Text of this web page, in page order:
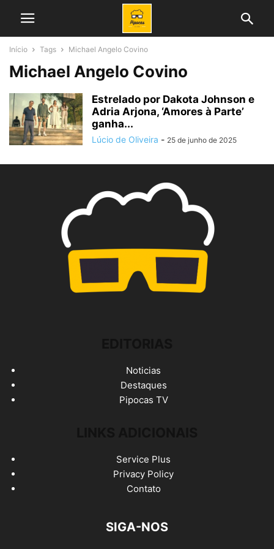
Início Tags Michael Angelo Covino
Michael Angelo Covino
Estrelado por Dakota Johnson e
Adria Arjona, ‘Amores à Parte’
ganha...
Lúcio de Oliveira - 25 de junho de 2025
Noticias
Destaques
Pipocas TV
Service Plus
Privacy Policy
Contato
SIGA-NOS